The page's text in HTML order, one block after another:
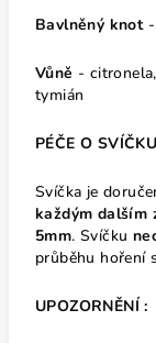
Bavlněný knot
Vůně -
tymián
PÉČE O
Svíčka je
každým dalším
5mm.Svíčku
průběhu hoření
UPOZORNĚNÍ :